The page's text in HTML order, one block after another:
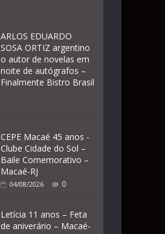
ARLOS EDUARDO
SOSA ORTIZ argentino
o autor de novelas em
noite de autógrafos –
Finalmente Bistro Brasil
CEPE Macaé 45 anos -
Clube Cidade do Sol –
Baile Comemorativo –
Macaé-RJ
04/08/2026 0
Letícia 11 anos – Feta
de aniverário – Macaé-